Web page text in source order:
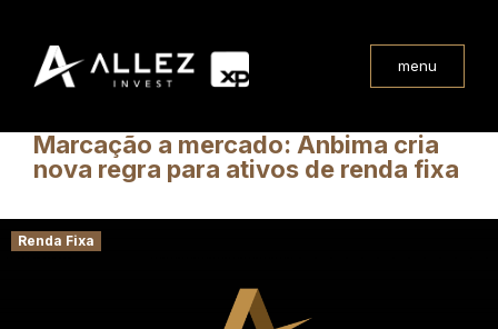
menu
Marcação a mercado: Anbima cria
nova regra para ativos de renda fixa
Renda Fixa